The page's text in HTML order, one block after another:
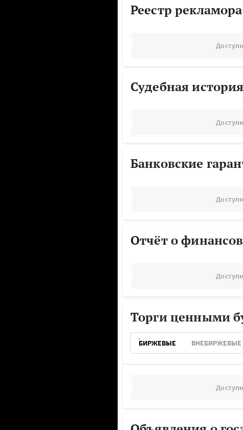
Реестр
Судебная история
Банковские
Отчёт о
Торги ценными
БИРЖЕВЫЕ ВНЕБИРЖЕВЫЕ